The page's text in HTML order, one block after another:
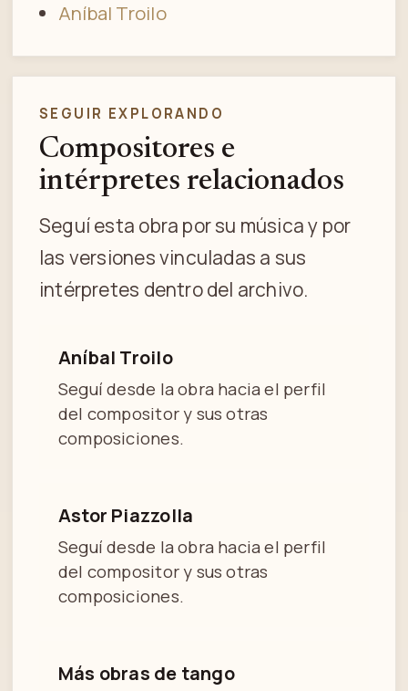
Aníbal Troilo
SEGUIR EXPLORANDO
Compositores e
intérpretes relacionados
Seguí esta obra por su música y por
las versiones vinculadas a sus
intérpretes dentro del archivo.
Aníbal Troilo
Seguí desde la obra hacia el perfil
del compositor y sus otras
composiciones.
Astor Piazzolla
Seguí desde la obra hacia el perfil
del compositor y sus otras
composiciones.
Más obras de tango